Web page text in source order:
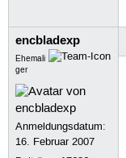
encbladexp
Ehemali
ger
Anmeldungsdatum:
16. Februar 2007